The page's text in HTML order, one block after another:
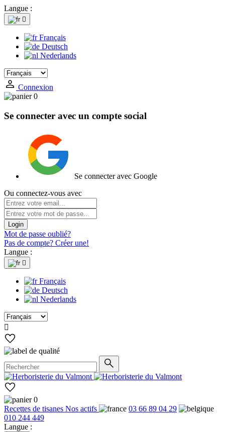
Langue :

Français
Deutsch
Nederlands
Connexion
0
Se connecter avec un compte social
Se connecter avec Google
Ou connectez-vous avec
Login
Mot de passe oublié?
Pas de compte? Créer une!
Langue :

Français
Deutsch
Nederlands

0
Recettes de tisanes Nos actifs
03 66 89 04 29
010 244 449
Langue :